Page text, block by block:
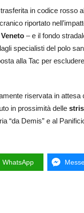
in codice rosso
riportato
– e il fondo
specialisti del polo
alla Tac per
riservata in
in prossimità delle
“da Demis” e al
WhatsApp